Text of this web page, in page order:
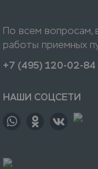
По всем вопросам,
работы приемных
+7 (495) 120-02-84
НАШИ СОЦСЕТИ